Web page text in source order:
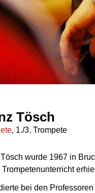
Tösch
, 1./3. Trompete
wurde 1967 in
Trompetenunterricht
bei den